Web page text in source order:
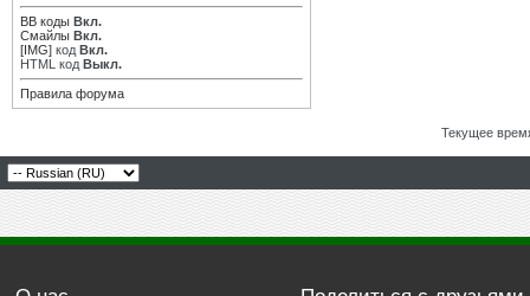
BB коды Вкл.
Смайлы Вкл.
[IMG] код Вкл.
HTML код Выкл.
Правила форума
Текущее